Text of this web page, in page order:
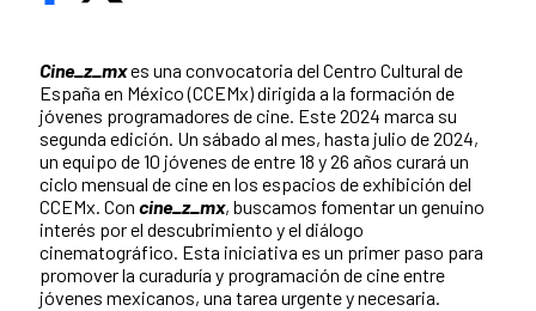
Cine_z_mxes una convocatoria del Centro Cultural de
España en México (CCEMx) dirigida a la formación de
jóvenes programadores de cine. Este 2024 marca su
segunda edición. Un sábado al mes, hasta julio de 2024,
un equipo de 10 jóvenes de entre 18 y 26 años curará un
ciclo mensual de cine en los espacios de exhibición del
CCEMx. Con cine_z_mx, buscamos fomentar un genuino
interés por el descubrimiento y el diálogo
cinematográfico. Esta iniciativa es un primer paso para
promover la curaduría y programación de cine entre
jóvenes mexicanos, una tarea urgente y necesaria.